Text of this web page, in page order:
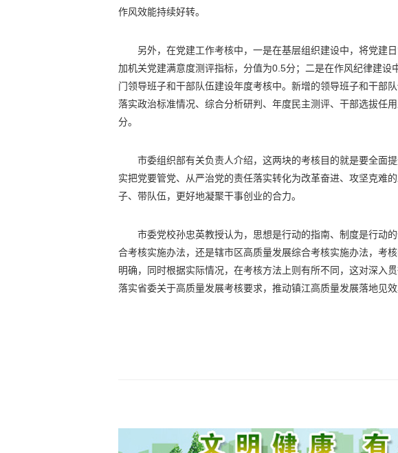
作风效能持续好转。
另外，在党建工作考核中，一是在基层组织建设中，将党建
加机关党建满意度测评指标，分值为0.5分；二是在作风纪律建设
门领导班子和干部队伍建设年度考核中。新增的领导班子和干部
落实政治标准情况、综合分析研判、年度民主测评、干部选拔任
分。
市委组织部有关负责人介绍，这两块的考核目的就是要全面
实把党要管党、从严治党的责任落实转化为改革奋进、攻坚克难
子、带队伍，更好地凝聚干事创业的合力。
市委党校孙忠英教授认为，思想是行动的指南、制度是行动
合考核实施办法，还是辖市区高质量发展综合考核实施办法，考
明确，同时根据实际情况，在考核方法上则有所不同，这对深入
落实省委关于高质量发展考核要求，推动镇江高质量发展落地见效